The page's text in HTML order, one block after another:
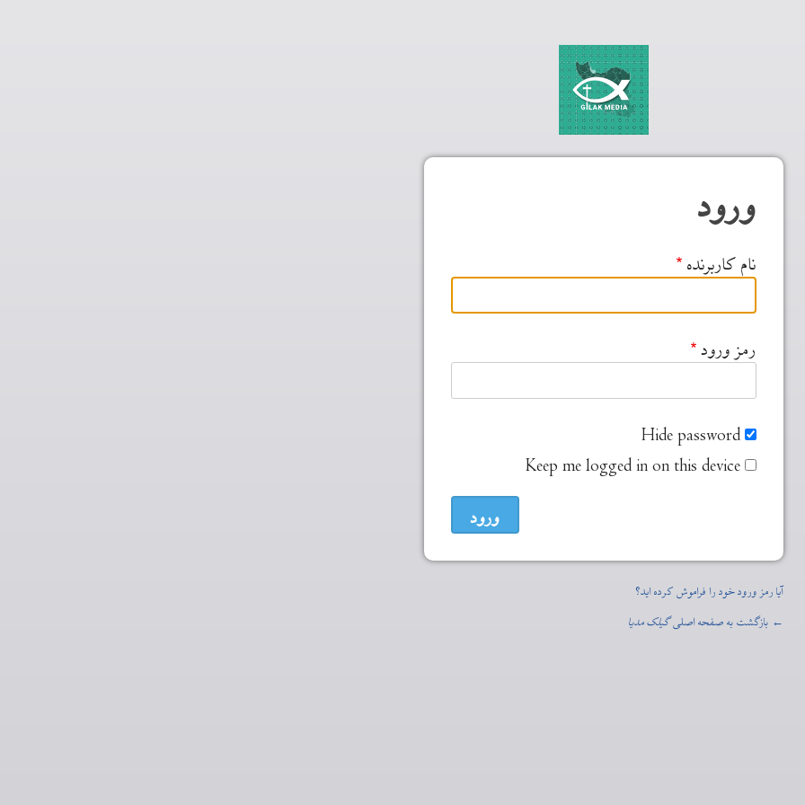
ورود
نام کاربرنده
رمز ورود
Hide password
Keep me logged in on this device
آیا رمز ورود خود را فراموش کرده اید؟
← بازگشت به صفحه اصلیگیلک مدیا